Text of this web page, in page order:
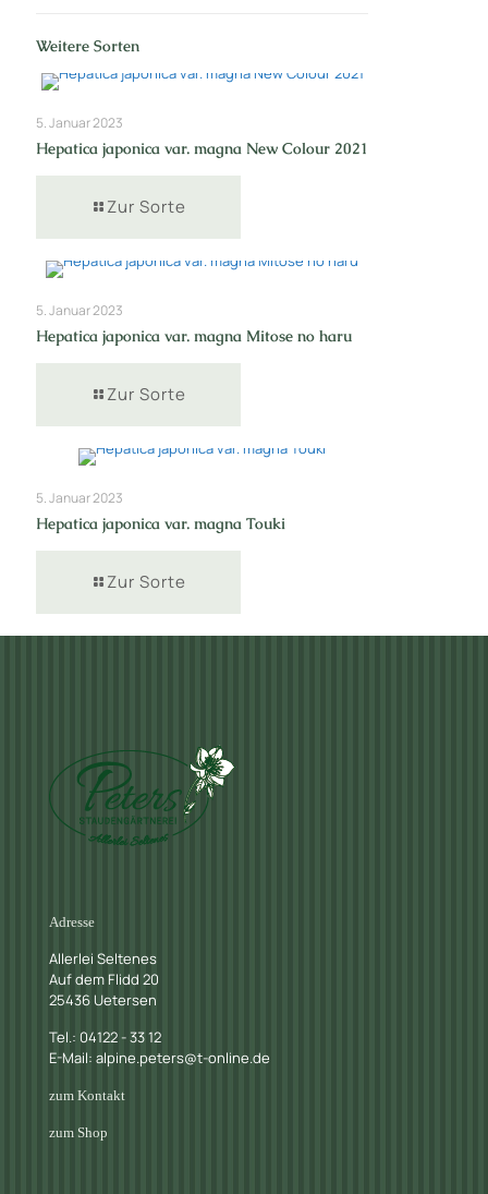
Weitere Sorten
5. Januar 2023
Hepatica japonica var. magna New Colour 2021
Zur Sorte
5. Januar 2023
Hepatica japonica var. magna Mitose no haru
Zur Sorte
5. Januar 2023
Hepatica japonica var. magna Touki
Zur Sorte
Adresse
Allerlei Seltenes
Auf dem Flidd 20
25436 Uetersen
Tel.: 04122 - 33 12
E-Mail: alpine.peters@t-online.de
zum Kontakt
zum Shop